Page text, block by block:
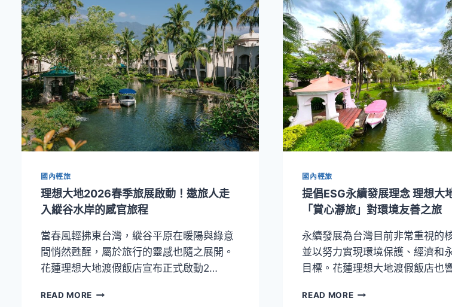
國內輕旅
理想大地2026春季旅展啟動！邀旅人走
入縱谷水岸的感官旅程
當春風輕拂東台灣，縱谷平原在暖陽與綠意
間悄然甦醒，屬於旅行的靈感也隨之展開。
花蓮理想大地渡假飯店宣布正式啟動2…
READ MORE
國內輕旅
提倡ESG永續發展理念 理想大
「賞心瀞旅」對環境友善之旅
永續發展為台灣目前非常重視的
並以努力實現環境保護、經濟和
目標。花蓮理想大地渡假飯店也
READ MORE提